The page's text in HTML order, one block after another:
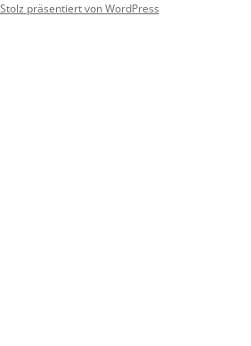
Stolz präsentiert von WordPress